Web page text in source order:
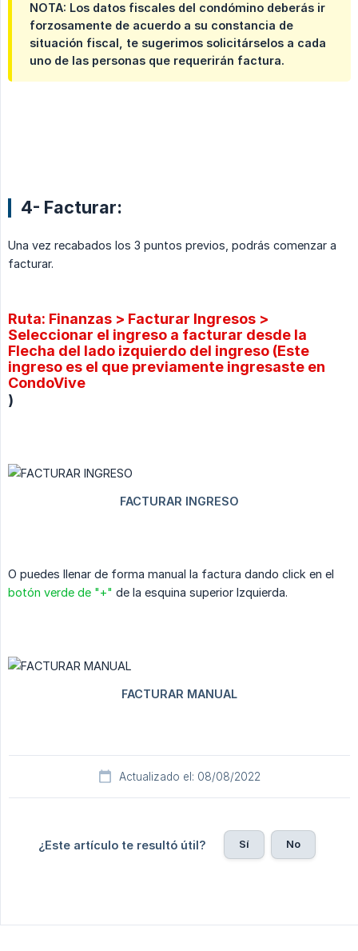
NOTA: Los datos fiscales del condómino deberás ir
forzosamente de acuerdo a su constancia de
situación fiscal, te sugerimos solicitárselos a cada
uno de las personas que requerirán factura.
4- Facturar:
Una vez recabados los 3 puntos previos, podrás comenzar a
facturar.
Ruta: Finanzas > Facturar Ingresos >
Seleccionar el ingreso a facturar desde la
Flecha del lado izquierdo del ingreso (Este
ingreso es el que previamente ingresaste en
CondoVive
)
​O puedes llenar de forma manual la factura dando click en el
botón verde de "+" de la esquina superior Izquierda.
Actualizado el: 08/08/2022
¿Este artículo te resultó útil? Sí No